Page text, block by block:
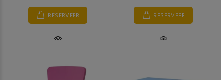
RESERVEER RESERVEER